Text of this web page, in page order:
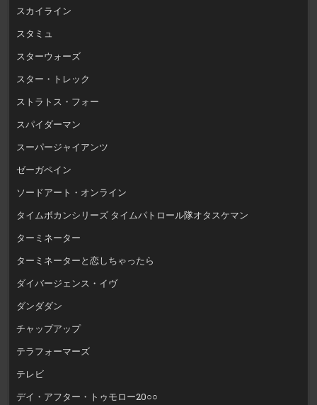
スカイライン
スタミュ
スターウォーズ
スター・トレック
ストラトス・フォー
スパイダーマン
スーパージャイアンツ
ゼーガペイン
ソードアート・オンライン
タイムボカンシリーズ タイムパトロール隊オタスケマン
ターミネーター
ターミネーターと恋しちゃったら
ダイバージェンス・イヴ
ダンダダン
チャップアップ
テラフォーマーズ
テレビ
デイ・アフター・トゥモロー20○○